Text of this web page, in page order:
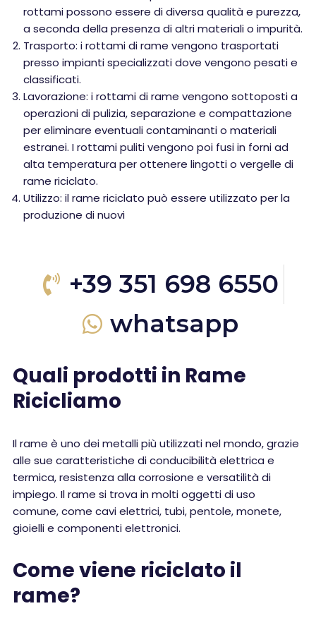
rottami possono essere di diversa qualità e purezza,
a seconda della presenza di altri materiali o impurità.
Trasporto: i rottami di rame vengono trasportati
presso impianti specializzati dove vengono pesati e
classificati.
Lavorazione: i rottami di rame vengono sottoposti a
operazioni di pulizia, separazione e compattazione
per eliminare eventuali contaminanti o materiali
estranei. I rottami puliti vengono poi fusi in forni ad
alta temperatura per ottenere lingotti o vergelle di
rame riciclato.
Utilizzo: il rame riciclato può essere utilizzato per la
produzione di nuovi
+39 351 698 6550
whatsapp
Quali prodotti in Rame
Ricicliamo
Il rame è uno dei metalli più utilizzati nel mondo, grazie
alle sue caratteristiche di conducibilità elettrica e
termica, resistenza alla corrosione e versatilità di
impiego. Il rame si trova in molti oggetti di uso
comune, come cavi elettrici, tubi, pentole, monete,
gioielli e componenti elettronici.
Come viene riciclato il
rame?